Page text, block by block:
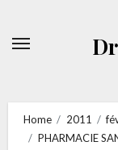
Home 2011
PHARMACIE